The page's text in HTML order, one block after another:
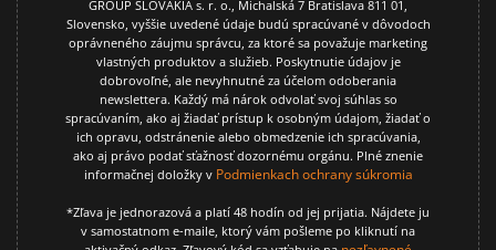
GROUP SLOVAKIA s. r. o., Michalská 7 Bratislava 811 01,
Slovensko, vyššie uvedené údaje budú spracúvané v dôvodoch
oprávneného záujmu správcu, za ktoré sa považuje marketing
vlastných produktov a služieb. Poskytnutie údajov je
dobrovoľné, ale nevyhnutné za účelom odoberania
newslettera. Každý má nárok odvolať svoj súhlas so
spracúvaním, ako aj žiadať prístup k osobným údajom, žiadať o
ich opravu, odstránenie alebo obmedzenie ich spracúvania,
ako aj právo podať sťažnosť dozornému orgánu. Plné znenie
informačnej doložky v Podmienkach ochrany súkromia
*Zľava je jednorazová a platí 48 hodín od jej prijatia. Nájdete ju
v samostatnom e-maile, ktorý vám pošleme po kliknutí na